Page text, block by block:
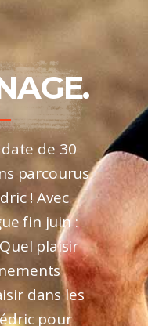
de 30
parcourus
! Avec
fin juin :
plaisir
dans les
pour
La
divers
très
nous a
de